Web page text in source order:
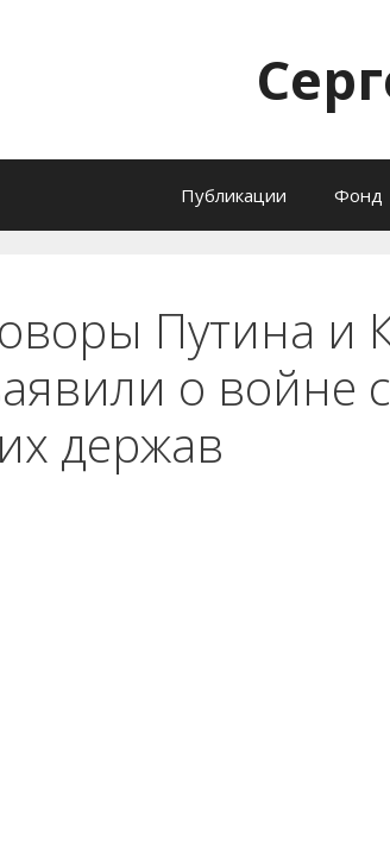
Публикации Фонд
Путина и
о войне
держав